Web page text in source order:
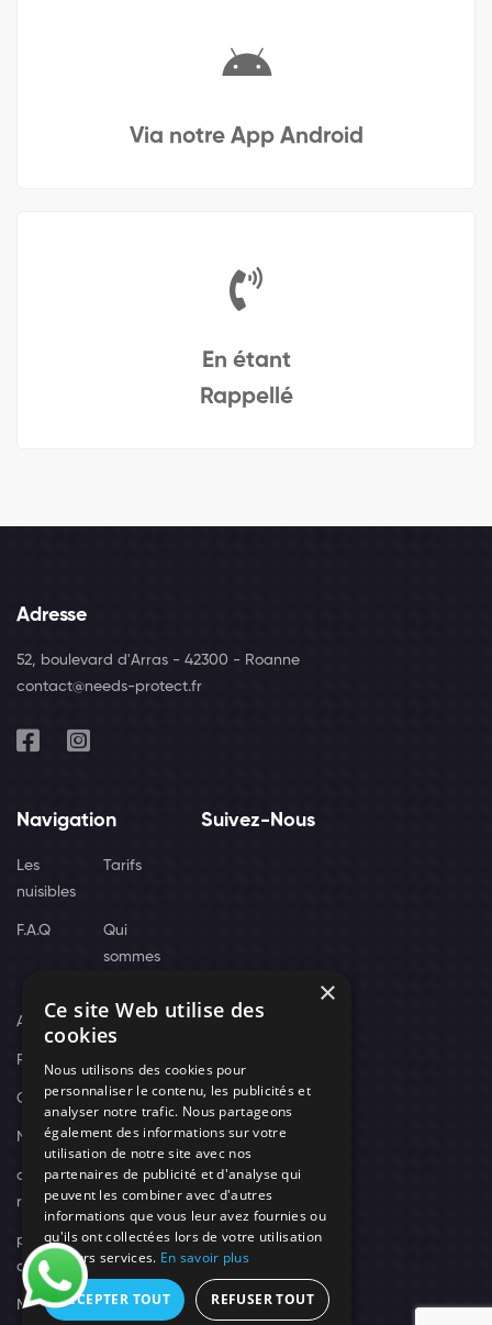
Via notre App Android
En étant
Rappellé
Adresse
52, boulevard d'Arras - 42300 - Roanne
contact@needs-protect.fr
Navigation
Les
nuisibles
Tarifs
F.A.Q
Qui
sommes
Actus
Recrutement
Contact
Nos techniciens
campagne-
recrutement
politique de
confidentialité
Mentions légales
Suivez-Nous
×
Ce site Web utilise des
cookies
Nous utilisons des cookies pour
personnaliser le contenu, les publicités et
analyser notre trafic. Nous partageons
également des informations sur votre
utilisation de notre site avec nos
partenaires de publicité et d'analyse qui
peuvent les combiner avec d'autres
informations que vous leur avez fournies ou
qu'ils ont collectées lors de votre utilisation
de leurs services. En savoir plus
ACCEPTER TOUT REFUSER TOUT